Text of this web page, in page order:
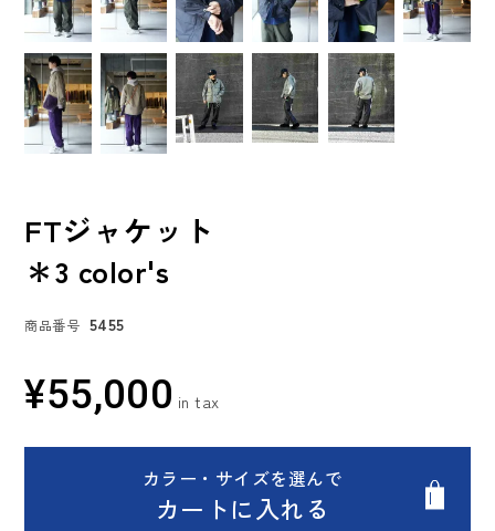
FTジャケット
＊3 color's
商品番号 5455
¥55,000
カラー・サイズを選んで
カートに入れる